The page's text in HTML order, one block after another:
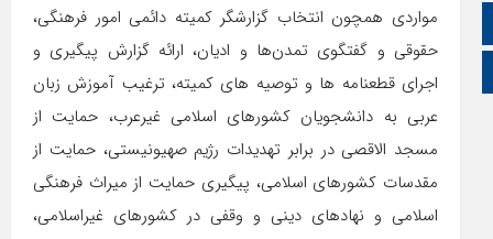
زبان انگلیسی
زبان عربی
مواردی همچون انتخاب گزارشگر کمیته دائمی امور فرهنگی،
حقوقی و گفتگوی تمدن‌ها و ادیان، ارائه گزارش پیگیری و
اجرای قطعنامه ها و توصیه های کمیته، ترغیب آموزش زبان
عربی به دانشجویان کشورهای اسلامی غیرعرب، حمایت از
مسجد الاقصی در برابر تهدیدات رژیم صهیونیستی، حمایت از
مقدسات کشورهای اسلامی، پیگیری حمایت از میراث فرهنگی
اسلامی و نهادهای دینی و وقفی در کشورهای غیراسلامی،